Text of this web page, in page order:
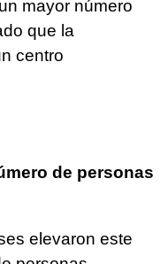
mayor número
que la
centro
de personas
elevaron este